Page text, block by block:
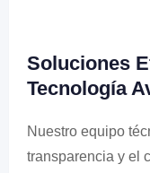
Soluciones
Tecnología
Nuestro equipo
transparencia y el